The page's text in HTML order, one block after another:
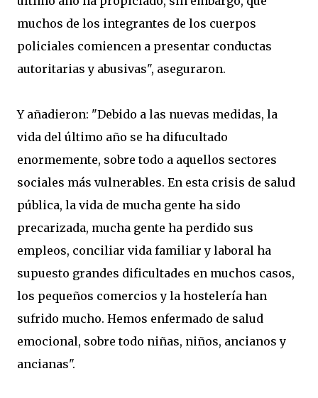
muchos de los integrantes de los cuerpos
policiales comiencen a presentar conductas
autoritarias y abusivas", aseguraron.
Y añadieron: "Debido a las nuevas medidas, la
vida del último año se ha difucultado
enormemente, sobre todo a aquellos sectores
sociales más vulnerables. En esta crisis de salud
pública, la vida de mucha gente ha sido
precarizada, mucha gente ha perdido sus
empleos, conciliar vida familiar y laboral ha
supuesto grandes dificultades en muchos casos,
los pequeños comercios y la hostelería han
sufrido mucho. Hemos enfermado de salud
emocional, sobre todo niñas, niños, ancianos y
ancianas".